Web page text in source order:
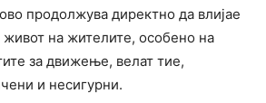
продолжува директно да влијае
живот на жителите, особено на
за движење, велат тие,
и несигурни.